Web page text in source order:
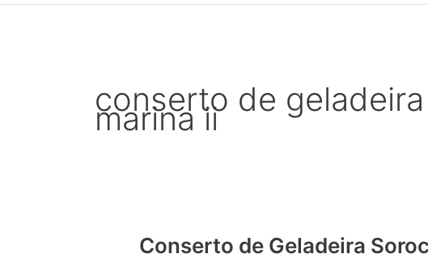
conserto de
marina ii
Conserto de Geladeira